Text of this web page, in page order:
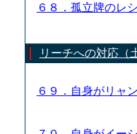
６８．孤立牌のレ
リーチへの対応（
６９．自身がリャ